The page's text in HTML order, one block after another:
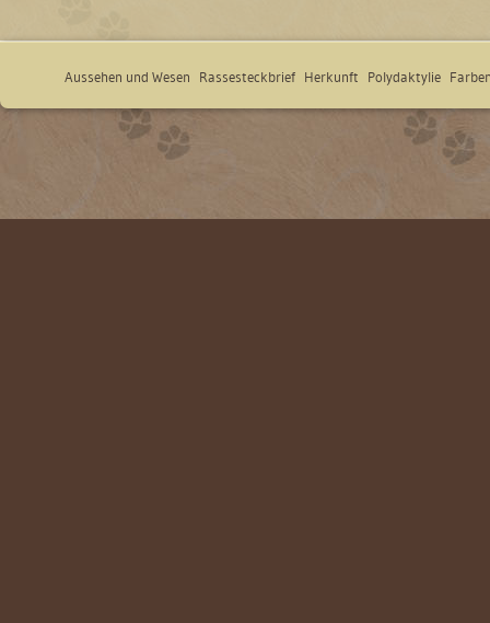
Aussehen und Wesen Rassesteckbrief Herkunft Polydaktylie